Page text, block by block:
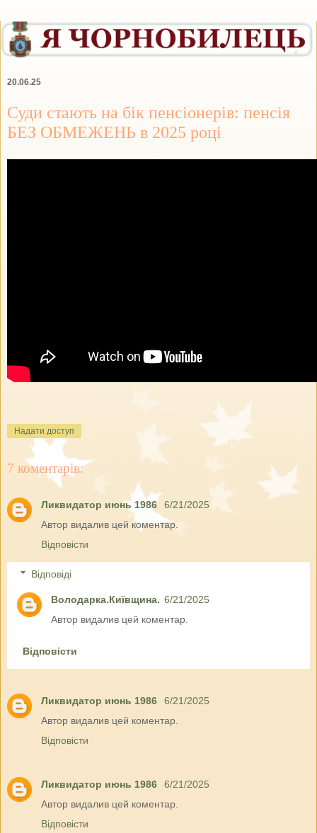
20.06.25
Суди стають на бік пенсіонерів: пенсія
БЕЗ ОБМЕЖЕНЬ в 2025 році
Надати доступ
7 коментарів:
Ликвидатор июнь 1986
6/21/2025
Автор видалив цей коментар.
Відповісти
Відповіді
Володарка.Київщина. 6/21/2025
Автор видалив цей коментар.
Відповісти
Ликвидатор июнь 1986
6/21/2025
Автор видалив цей коментар.
Відповісти
Ликвидатор июнь 1986
6/21/2025
Автор видалив цей коментар.
Відповісти